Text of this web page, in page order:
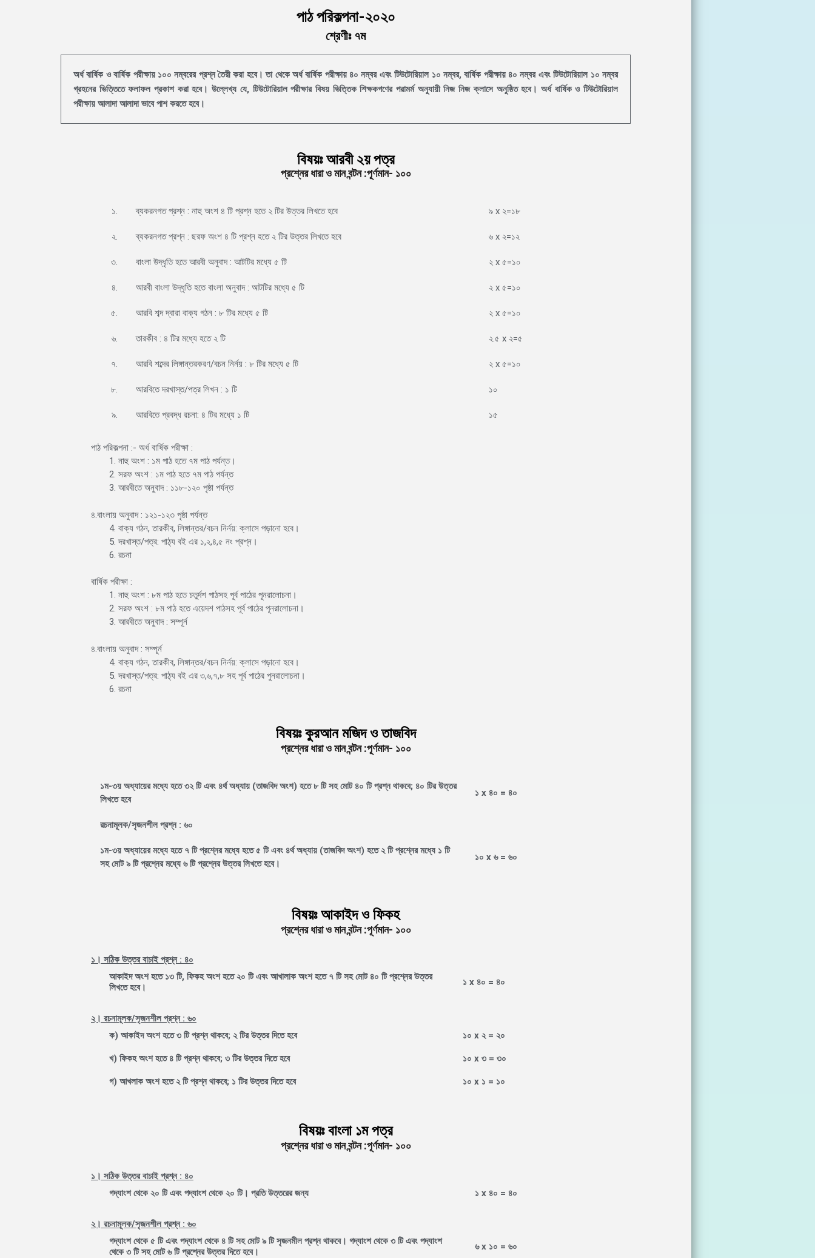
পাঠ পরিকল্পনা-২০২০
শ্রেণীঃ ৭ম
অর্ধ বার্ষিক ও বার্ষিক পরীক্ষায় ১০০ নম্বরের প্রশ্ন তৈরী করা হবে। তা থেকে অর্ধ বার্ষিক পরীক্ষায় ৪০ নম্বর এবং টিউটোরিয়াল ১০ নম্বর, বার্ষিক পরীক্ষায় ৪০ নম্বর এবং টিউটোরিয়াল ১০ নম্বর
গ্রহনের ভিত্তিতে ফলাফল প্রকাশ করা হবে। উল্লেখ্য যে, টিউটোরিয়াল পরীক্ষার বিষয় ভিত্তিক শিক্ষকগণের পরামর্ম অনুযায়ী নিজ নিজ ক্লাসে অনুষ্ঠিত হবে। অর্ধ বার্ষিক ও টিউটোরিয়াল
পরীক্ষায় আলাদা আলাদা ভাবে পাশ করতে হবে।
বিষয়ঃ আরবী ২য় পত্র
প্রশ্নের ধারা ও মান বন্টন :পূর্ণমান- ১০০
১. ব্যকরনগত প্রশ্ন : নাহু অংশ ৪ টি প্রশ্ন হতে ২ টির উত্তর লিখতে হবে ৯ x ২=১৮
২. ব্যকরনগত প্রশ্ন : ছরফ অংশ ৪ টি প্রশ্ন হতে ২ টির উত্তর লিখতে হবে ৬ x ২=১২
৩. বাংলা উদ্ধৃতি হতে আরবী অনুবাদ : আটটির মধ্যে ৫ টি ২ x ৫=১০
৪. আরবী বাংলা উদ্ধৃতি হতে বাংলা অনুবাদ : আটটির মধ্যে ৫ টি ২ x ৫=১০
৫. আরবি শব্দ দ্বারা বাক্য গঠন : ৮ টির মধ্যে ৫ টি ২ x ৫=১০
৬. তারকীব : ৪ টির মধ্যে হতে ২ টি ২.৫ x ২=৫
৭. আরবি শব্দের লিঙ্গান্তরকরণ/বচন নির্নয় : ৮ টির মধ্যে ৫ টি ২ x ৫=১০
৮. আরবিতে দরখাস্ত/পত্র লিখন : ১ টি ১০
৯. আরবিতে প্রবদ্ধ রচনা: ৪ টির মধ্যে ১ টি ১৫
পাঠ পরিকল্পনা :- অর্ধ বার্ষিক পরীক্ষা :
নাহু অংশ : ১ম পাঠ হতে ৭ম পাঠ পর্যন্ত।
সরফ অংশ : ১ম পাঠ হতে ৭ম পাঠ পর্যন্ত
আরবীতে অনুবাদ : ১১৮-১২০ পৃষ্ঠা পর্যন্ত
৪.বাংলায় অনুবাদ : ১২১-১২৩ পৃষ্ঠা পর্যন্ত
বাক্য গঠন, তারকীব, লিঙ্গান্তর/বচন নির্নয়: ক্লাসে পড়ানো হবে।
দরখাস্ত/পত্র: পাঠ্য বই এর ১,২,৪,৫ নং প্রশ্ন।
রচনা
বার্ষিক পরীক্ষা :
নাহু অংশ : ৮ম পাঠ হতে চতুর্দশ পাঠসহ পূর্ব পাঠের পূনরালোচনা।
সরফ অংশ : ৮ম পাঠ হতে এয়েদশ পাঠসহ পূর্ব পাঠের পূনরালোচনা।
আরবীতে অনুবাদ : সম্পূর্ন
৪.বাংলায় অনুবাদ : সম্পূর্ন
বাক্য গঠন, তারকীব, লিঙ্গান্তর/বচন নির্নয়: ক্লাসে পড়ানো হবে।
দরখাস্ত/পত্র: পাঠ্য বই এর ৩,৬,৭,৮ সহ পূর্ব পাঠের পুনরালোচনা।
রচনা
বিষয়ঃ কুরআন মজিদ ও তাজবিদ
প্রশ্নের ধারা ও মান বন্টন :পূর্ণমান- ১০০
১ম-৩য় অধ্যায়ের মধ্যে হতে ৩২ টি এবং ৪র্থ অধ্যায় (তাজবিদ অংশ) হতে ৮ টি সহ মোট ৪০ টি প্রশ্ন থাকবে; ৪০ টির উত্তর
লিখতে হবে
১ x ৪০ = ৪০
রচনামূলক/সৃজনশীল প্রশ্ন : ৬০
১ম-৩য় অধ্যায়ের মধ্যে হতে ৭ টি প্রশ্নের মধ্যে হতে ৫ টি এবং ৪র্থ অধ্যায় (তাজবিদ অংশ) হতে ২ টি প্রশ্নের মধ্যে ১ টি
সহ মোট ৯ টি প্রশ্নের মধ্যে ৬ টি প্রশ্নের উত্তর লিখতে হবে।
১০ x ৬ = ৬০
বিষয়ঃ আকাইদ ও ফিকহ
প্রশ্নের ধারা ও মান বন্টন :পূর্ণমান- ১০০
১। সঠিক উত্তর বাচাই প্রশ্ন : ৪০
আকাইদ অংশ হতে ১৩ টি, ফিকহ অংশ হতে ২০ টি এবং আখালাক অংশ হতে ৭ টি সহ মোট ৪০ টি প্রশ্নের উত্তর
লিখতে হবে।
১ x ৪০ = ৪০
২। রচনামূলক/সৃজনশীল প্রশ্ন : ৬০
ক) আকাইদ অংশ হতে ৩ টি প্রশ্ন থাকবে; ২ টির উত্তর দিতে হবে
১০ x ২= ২০
খ) ফিকহ অংশ হতে ৪ টি প্রশ্ন থাকবে; ৩ টির উত্তর দিতে হবে ১০ x ৩ = ৩০
গ) আখলাক অংশ হতে ২ টি প্রশ্ন থাকবে; ১ টির উত্তর দিতে হবে ১০ x ১ = ১০
বিষয়ঃ বাংলা ১ম পত্র
প্রশ্নের ধারা ও মান বন্টন :পূর্ণমান- ১০০
১। সঠিক উত্তর বাচাই প্রশ্ন : ৪০
গদ্যাংশ থেকে ২০ টি এবং পদ্যাংশ থেকে ২০ টি। প্রতি উত্তরের জন্য
১ x ৪০ = ৪০
২। রচনামূলক/সৃজনশীল প্রশ্ন : ৬০
গদ্যাংশ থেকে ৫ টি এবং পদ্যাংশ থেকে ৪ টি সহ মোট ৯ টি সৃজনমীল প্রশ্ন থাকবে। গদ্যাংশ থেকে ৩ টি এবং পদ্যাংশ
থেকে ৩ টি সহ মোট ৬ টি প্রশ্নের উত্তর দিতে হবে।
৬x ১০ = ৬০